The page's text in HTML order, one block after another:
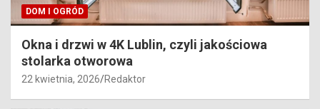
DOM I OGRÓD
Okna i drzwi w 4K Lublin, czyli jakościowa
stolarka otworowa
22 kwietnia, 2026 Redaktor